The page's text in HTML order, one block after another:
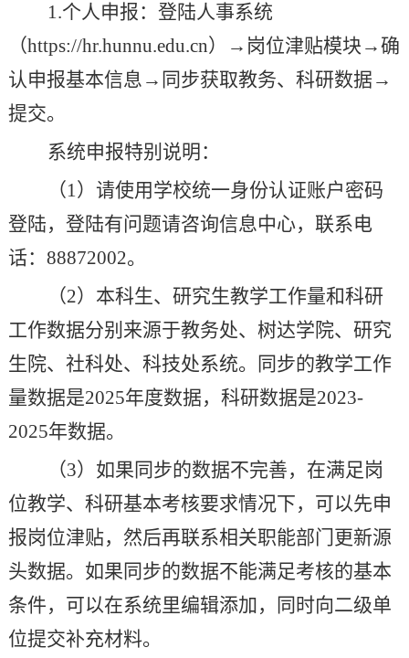
1.个人申报：登陆人事系统
（https://hr.hunnu.edu.cn） → 岗位津贴模块 → 确
认申报基本信息 → 同步获取教务、科研数据 →
提交。
系统申报特别说明：
（1）请使用学校统一身份认证账户密码
登陆，登陆有问题请咨询信息中心，联系电
话： 88872002。
（2）本科生、研究生教学工作量和科研
工作数据分别来源于教务处、树达学院、研究
生院、社科处、科技处系统。同步的教学工作
量数据是2025年度数据，科研数据是2023-
2025年数据。
（3）如果同步的数据不完善，在满足岗
位教学、科研基本考核要求情况下，可以先申
报岗位津贴，然后再联系相关职能部门更新源
头数据。如果同步的数据不能满足考核的基本
条件，可以在系统里编辑添加，同时向二级单
位提交补充材料。